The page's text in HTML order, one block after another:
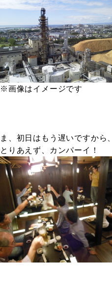
※画像はイメージです
ま、初日はもう遅いですから、
とりあえず、カンパーイ！